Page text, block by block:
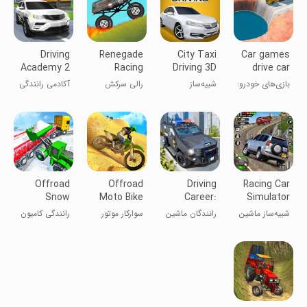
Car games
drive car
parking
بازی‌های خودرو:
City Taxi
Driving 3D
Simulator
شبیه‌ساز
شهری ۳D
Renegade
Racing
رالی سرکش
Driving
Academy 2
Car Games
آکادمی رانندگی
اتومبیل
Racing Car
Simulator
Games 3D
شبیه‌ساز ماشین
Driving
Career:
Online Sim
رانندگان ماشین
Offroad
Moto Bike
Hill Rider
سوارکار موتور
Offroad
Snow
Trailer
Truck Dri
رانندگی کامیون